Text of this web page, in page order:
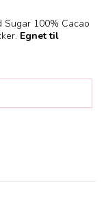
100% Cacao
Egnet til